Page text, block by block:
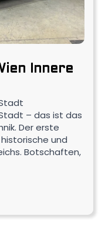
Innere
– das ist das
Der erste
und
Botschaften,